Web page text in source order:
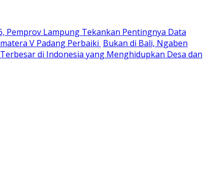
Pemprov Lampung Tekankan Pentingnya Data
V Padang Perbaiki Bukan di Bali, Ngaben
di Indonesia yang Menghidupkan Desa dan